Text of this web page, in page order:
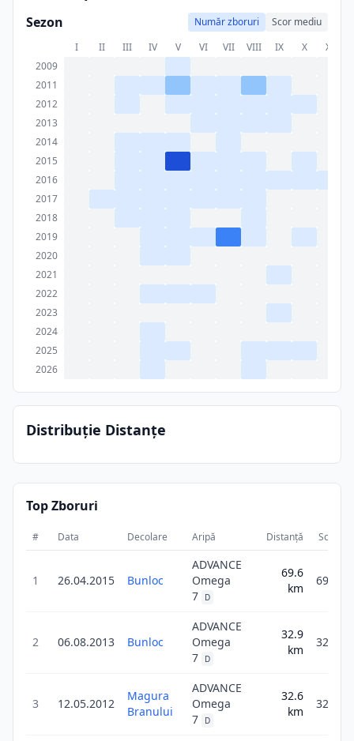
Sezon Număr zboruri
Scor mediu
I
II III IV V VI VII VIII IX X XI
2009
2011
2012
2013
2014
2015
2016
2017
2018
2019
2020
2021
2022
2023
2024
2025
2026
Distribuție Distanțe
Top Zboruri
# Data Decolare Aripă Distanță Scor
1 26.04.2015 Bunloc
ADVANCE
Omega
7
D
69.6
km
69.6
2 06.08.2013 Bunloc
ADVANCE
Omega
7
D
32.9
km
32.9
3 12.05.2012
Magura
Branului
ADVANCE
Omega
7
D
32.6
km
32.6